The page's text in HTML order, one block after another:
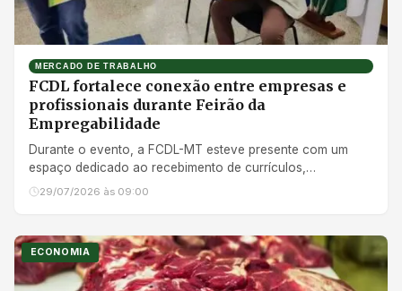
MERCADO DE TRABALHO
FCDL fortalece conexão entre empresas e
profissionais durante Feirão da
Empregabilidade
Durante o evento, a FCDL-MT esteve presente com um
espaço dedicado ao recebimento de currículos,
promovendo a aproximação entre profissionais em busca
29/07/2026 às 09:00
ECONOMIA